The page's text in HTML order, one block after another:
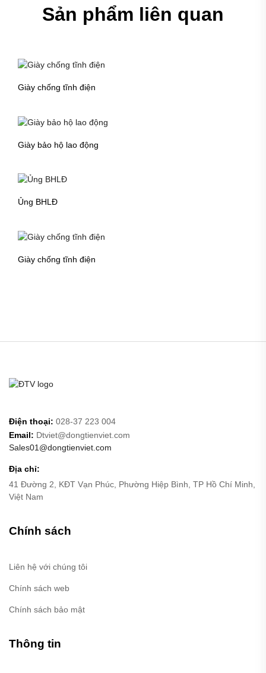
Sản phẩm liên quan
Giày chống tĩnh điện
Giày bảo hộ lao động
Ủng BHLĐ
Giày chống tĩnh điện
Điện thoại: 028-37 223 004
Email: Dtviet@dongtienviet.com
Sales01@dongtienviet.com
Địa chỉ:
41 Đường 2, KĐT Vạn Phúc, Phường Hiệp Bình, TP Hồ Chí Minh,
Việt Nam
Chính sách
Liên hệ với chúng tôi
Chính sách web
Chính sách bảo mật
Thông tin